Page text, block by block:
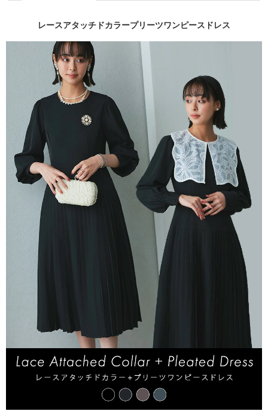
レースアタッチドカラープリーツワンピースドレス